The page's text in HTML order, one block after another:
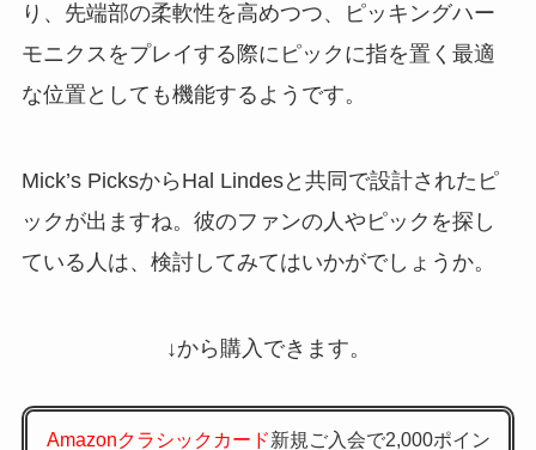
り、先端部の柔軟性を高めつつ、ピッキングハー
モニクスをプレイする際にピックに指を置く最適
な位置としても機能するようです。
Mick’s PicksからHal Lindesと共同で設計されたピ
ックが出ますね。彼のファンの人やピックを探し
ている人は、検討してみてはいかがでしょうか。
↓から購入できます。
Amazonクラシックカード新規ご入会で2,000ポイン